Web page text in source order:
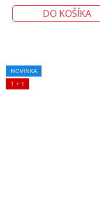
DO KOŠÍKA
NOVINKA
1 + 1